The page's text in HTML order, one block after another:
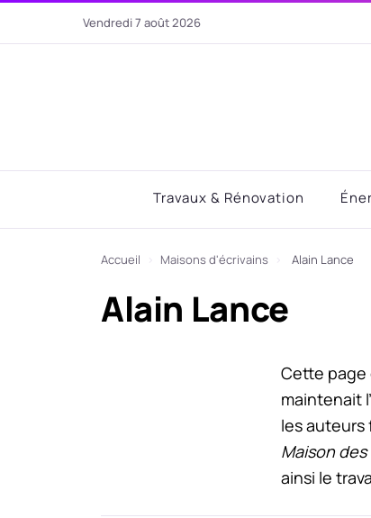
au
vendredi 7 août 2026
Travaux & Rénovation
Accueil Maisons d'écrivains Alain Lance
Alain Lance
Cette page
maintenait
les auteurs
Maison des
ainsi le